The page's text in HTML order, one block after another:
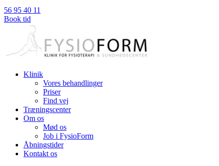
56 95 40 11
Book tid
Klinik
Vores behandlinger
Priser
Find vej
Træningscenter
Om os
Mød os
Job i FysioForm
Åbningstider
Kontakt os